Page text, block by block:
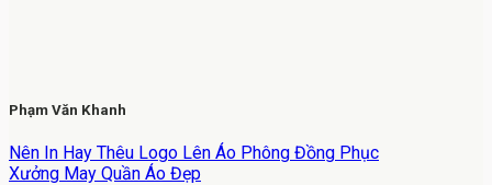
Phạm Văn Khanh
Nên In Hay Thêu Logo Lên Áo Phông Đồng Phục
Xưởng May Quần Áo Đẹp